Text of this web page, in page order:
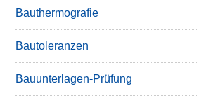
Bauthermografie
Bautoleranzen
Bauunterlagen-Prüfung